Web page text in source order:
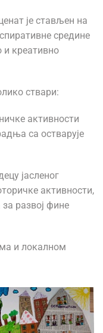
је стављен на
средине
и креативно
ствари:
активности
са остварује
јасленог
активности,
развој фине
и локалном